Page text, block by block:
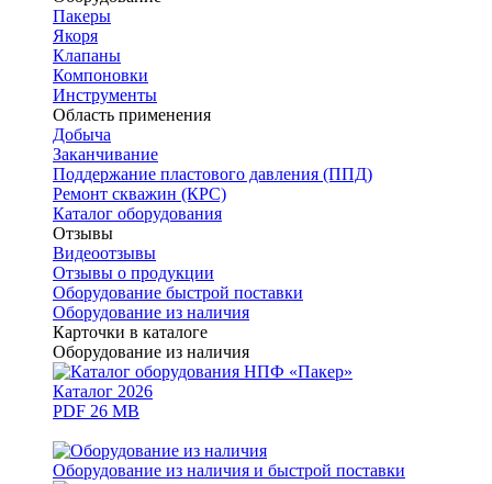
Пакеры
Якоря
Клапаны
Компоновки
Инструменты
Область применения
Добыча
Заканчивание
Поддержание пластового давления (ППД)
Ремонт скважин (КРС)
Каталог оборудования
Отзывы
Видеоотзывы
Отзывы о продукции
Оборудование быстрой поставки
Оборудование из наличия
Карточки в каталоге
Оборудование из наличия
Каталог 2026
PDF 26 MB
Оборудование из наличия и быстрой поставки